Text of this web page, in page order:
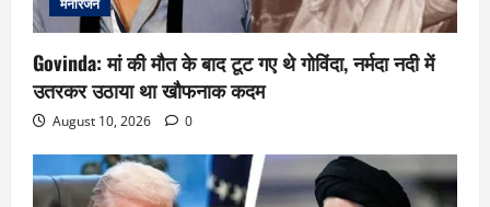
Govinda: मां की मौत के बाद टूट गए थे गोविंदा, नर्मदा नदी में
उतरकर उठाया था खौफनाक कदम
August 10, 2026 0